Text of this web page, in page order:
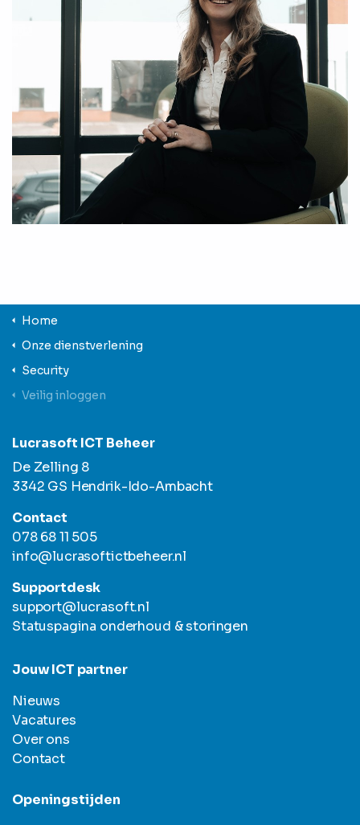
Home
Onze dienstverlening
Security
Veilig inloggen
Lucrasoft ICT Beheer
De Zelling 8
3342 GS Hendrik-Ido-Ambacht
Contact
078 68 11 505
info@lucrasoftictbeheer.nl
Supportdesk
support@lucrasoft.nl
Statuspagina onderhoud & storingen
Jouw ICT partner
Nieuws
Vacatures
Over ons
Contact
Openingstijden